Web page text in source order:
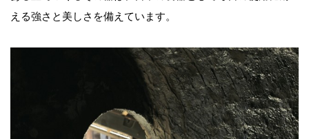
える強さと美しさを備えています。